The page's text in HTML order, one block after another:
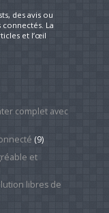
des avis ou
La
et l’œil
complet avec
(9)
et
libres de